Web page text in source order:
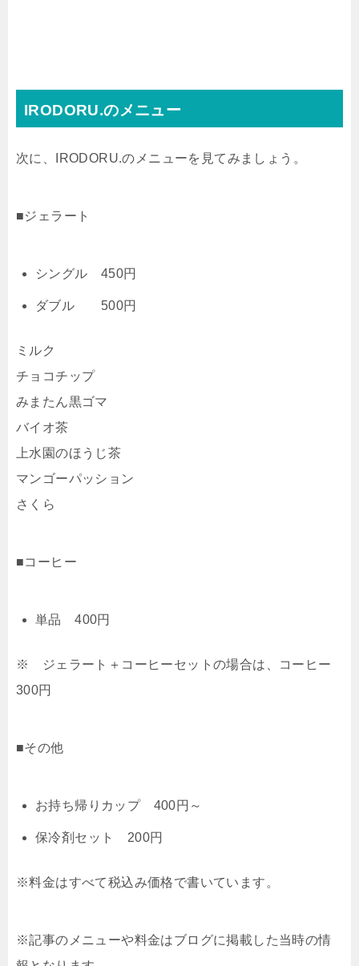
IRODORU.のメニュー
次に、IRODORU.のメニューを見てみましょう。
■ジェラート
シングル 450円
ダブル 500円
ミルク
チョコチップ
みまたん黒ゴマ
バイオ茶
上水園のほうじ茶
マンゴーパッション
さくら
■コーヒー
単品 400円
※ ジェラート＋コーヒーセットの場合は、コーヒー
300円
■その他
お持ち帰りカップ 400円～
保冷剤セット 200円
※料金はすべて税込み価格で書いています。
※記事のメニューや料金はブログに掲載した当時の情